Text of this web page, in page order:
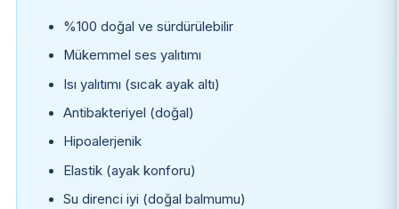
%100 doğal ve sürdürülebilir
Mükemmel ses yalıtımı
Isı yalıtımı (sıcak ayak altı)
Antibakteriyel (doğal)
Hipoalerjenik
Elastik (ayak konforu)
Su direnci iyi (doğal balmumu)